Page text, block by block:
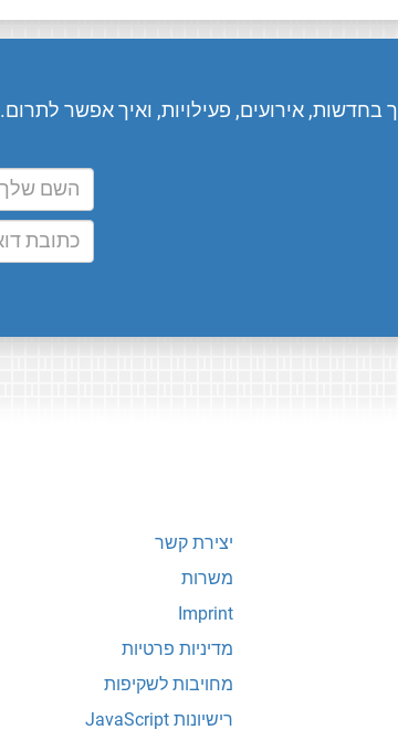
בחדשות, אירועים, פעילויות, ואיך אפשר לתרום.
יצירת קשר
משרות
Imprint
מדיניות פרטיות
מחויבות לשקיפות
רישיונות JavaScript